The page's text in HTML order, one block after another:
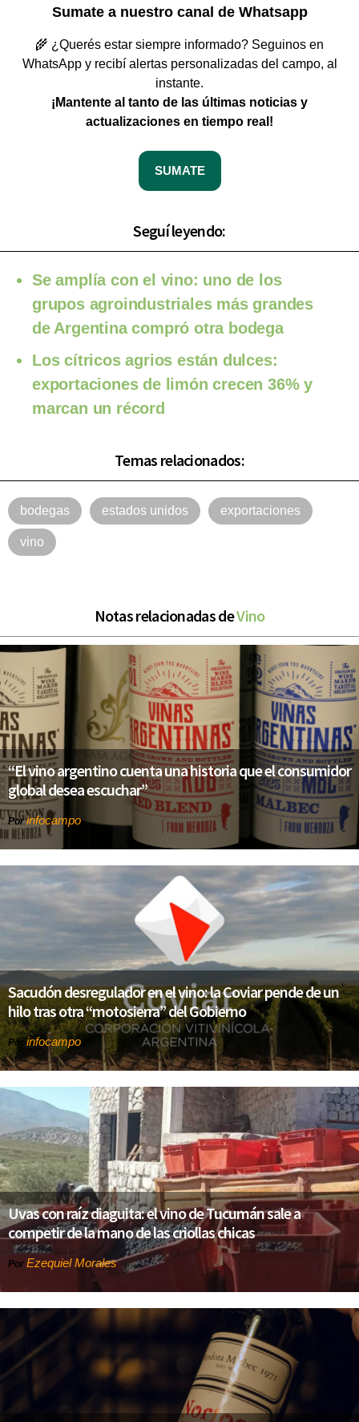
Sumate a nuestro canal de Whatsapp
🌾 ¿Querés estar siempre informado? Seguinos en
WhatsApp y recibí alertas personalizadas del campo, al
instante.
¡Mantente al tanto de las últimas noticias y
actualizaciones en tiempo real!
SUMATE
Seguí leyendo:
Se amplía con el vino: uno de los
grupos agroindustriales más grandes
de Argentina compró otra bodega
Los cítricos agrios están dulces:
exportaciones de limón crecen 36% y
marcan un récord
Temas relacionados:
bodegas estados unidos exportaciones
vino
Notas relacionadas deVino
“El vino argentino cuenta una historia que el consumidor
global desea escuchar”
Porinfocampo
Sacudón desregulador en el vino: la Coviar pende de un
hilo tras otra “motosierra” del Gobierno
Por infocampo
Uvas con raíz diaguita: el vino de Tucumán sale a
competir de la mano de las criollas chicas
Por Ezequiel Morales